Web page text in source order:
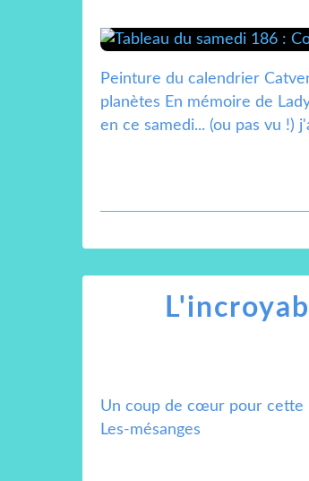
Peinture du calendrier
planètes En mémoire de
en ce samedi... (ou pas vu !)
Un coup de cœur pour cette
Les-mésanges